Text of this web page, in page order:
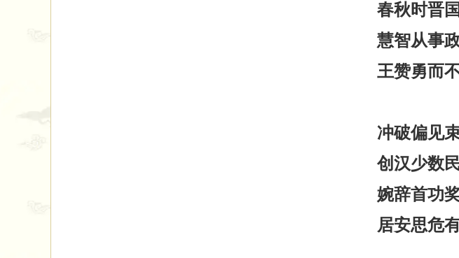
春秋时晋
慧智从事
王赞勇而
冲破偏见
创汉少数
婉辞首功
居安思危